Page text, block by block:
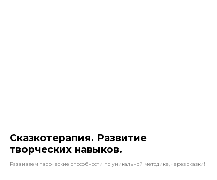
Сказкотерапия. Развитие
творческих навыков.
Развиваем творческие способности по уникальной методике, через сказки!